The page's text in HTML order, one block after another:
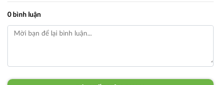
0 bình luận